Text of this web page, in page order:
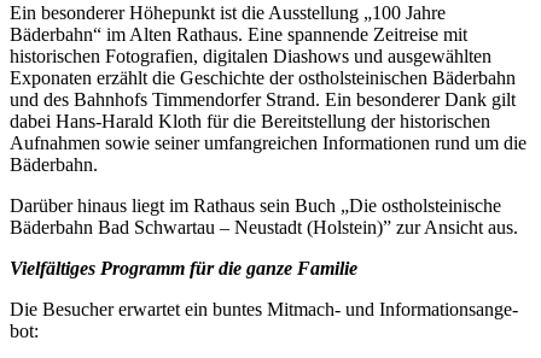
Ein besonderer Höhepunkt ist die Ausstellung „100 Jahre
Bäderbahn“ im Alten Rathaus. Eine spannende Zeitreise mit
historischen Fotografien, digitalen Diashows und ausgewählten
Exponaten erzählt die Geschichte der ostholsteinischen Bäderbahn
und des Bahnhofs Timmendorfer Strand. Ein besonderer Dank gilt
dabei Hans-Harald Kloth für die Bereitstellung der historischen
Aufnahmen sowie seiner umfangreichen Informationen rund um die
Bäderbahn.
Darüber hinaus liegt im Rathaus sein Buch „Die ostholsteinische
Bäderbahn Bad Schwartau – Neustadt (Holstein)” zur Ansicht aus.
Vielfältiges Programm für die ganze Familie
Die Besucher erwartet ein buntes Mitmach- und Informationsange-
bot: